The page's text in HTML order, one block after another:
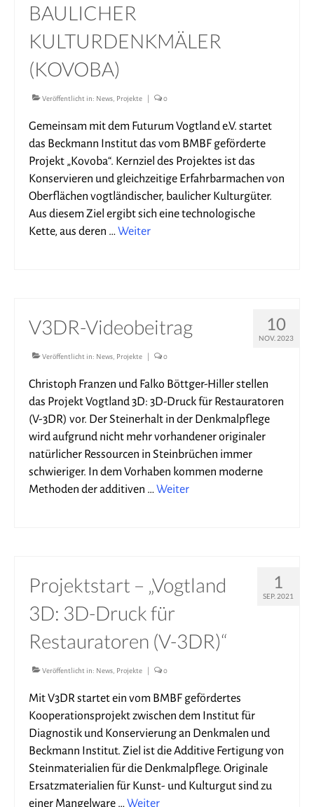
BAULICHER
KULTURDENKMÄLER
(KOVOBA)
Veröffentlicht in: News Projekte 0
Gemeinsam mit dem Futurum Vogtland e.V. startet
das Beckmann Institut das vom BMBF geförderte
Projekt „Kovoba“. Kernziel des Projektes ist das
Konservieren und gleichzeitige Erfahrbarmachen von
Oberflächen vogtländischer, baulicher Kulturgüter.
Aus diesem Ziel ergibt sich eine technologische
Kette, aus deren …Weiter
10
NOV. 2023
V3DR-Videobeitrag
Veröffentlicht in: News Projekte 0
Christoph Franzen und Falko Böttger-Hiller stellen
das Projekt Vogtland 3D: 3D-Druck für Restauratoren
(V-3DR) vor. Der Steinerhalt in der Denkmalpflege
wird aufgrund nicht mehr vorhandener originaler
natürlicher Ressourcen in Steinbrüchen immer
schwieriger. In dem Vorhaben kommen moderne
Methoden der additiven …Weiter
1
SEP. 2021
Projektstart – „Vogtland
3D: 3D-Druck für
Restauratoren (V-3DR)“
Veröffentlicht in: News Projekte 0
Mit V3DR startet ein vom BMBF gefördertes
Kooperationsprojekt zwischen dem Institut für
Diagnostik und Konservierung an Denkmalen und
Beckmann Institut. Ziel ist die Additive Fertigung von
Steinmaterialien für die Denkmalpflege. Originale
Ersatzmaterialien für Kunst- und Kulturgut sind zu
einer Mangelware …Weiter